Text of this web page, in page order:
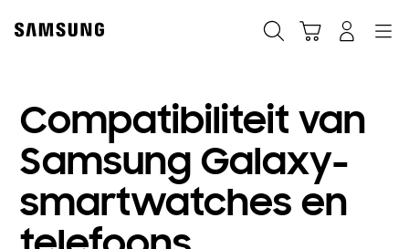
content
Compatibiliteit van
Samsung Galaxy-
smartwatches en